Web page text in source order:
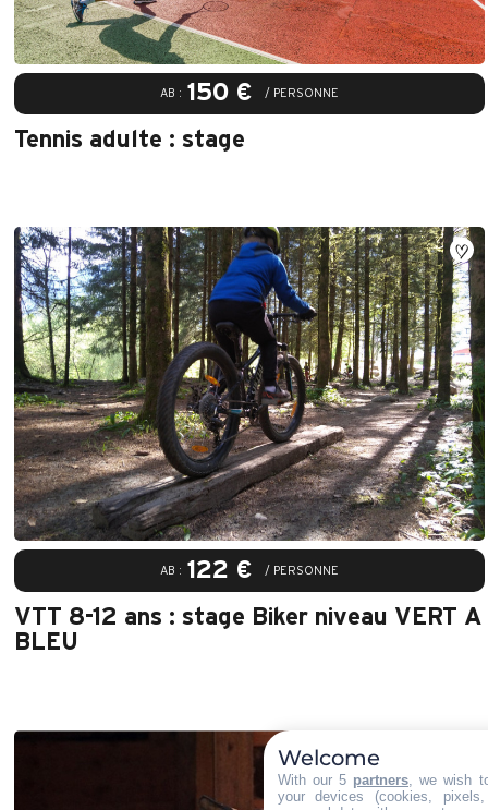
AB : 150 € / PERSONNE
Tennis adulte : stage
AB : 122 € / PERSONNE
VTT 8-12 ans : stage Biker niveau VERT A
BLEU
Welcome
With our 5 partners, we wish
your devices (cookies,